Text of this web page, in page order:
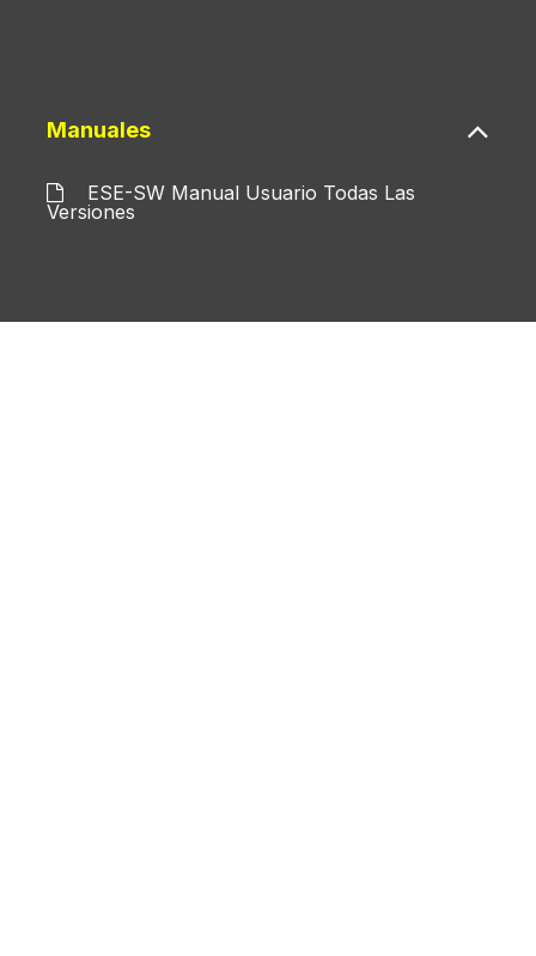
Manuales
ESE-SW Manual Usuario Todas Las
Versiones